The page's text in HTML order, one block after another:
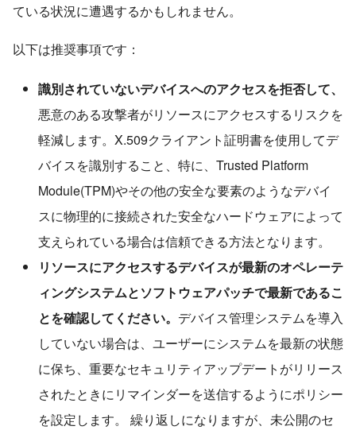
ている状況に遭遇するかもしれません。
以下は推奨事項です：
識別されていないデバイスへのアクセスを拒否して、
悪意のある攻撃者がリソースにアクセスするリスクを
軽減します。X.509クライアント証明書を使用してデ
バイスを識別すること、特に、Trusted Platform
Module(TPM)やその他の安全な要素のようなデバイ
スに物理的に接続された安全なハードウェアによって
支えられている場合は信頼できる方法となります。
リソースにアクセスするデバイスが最新のオペレーテ
ィングシステムとソフトウェアパッチで最新であるこ
とを確認してください。 デバイス管理システムを導入
していない場合は、ユーザーにシステムを最新の状態
に保ち、重要なセキュリティアップデートがリリース
されたときにリマインダーを送信するようにポリシー
を設定します。 繰り返しになりますが、未公開のセ